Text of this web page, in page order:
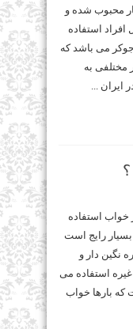
محبوب شده و
استفاده
می باشد که
مختلفی به
ایران ...
خواب استفاده
بسیار رایج است
نگین دار و
غیره استفاده می
که بارها خواب